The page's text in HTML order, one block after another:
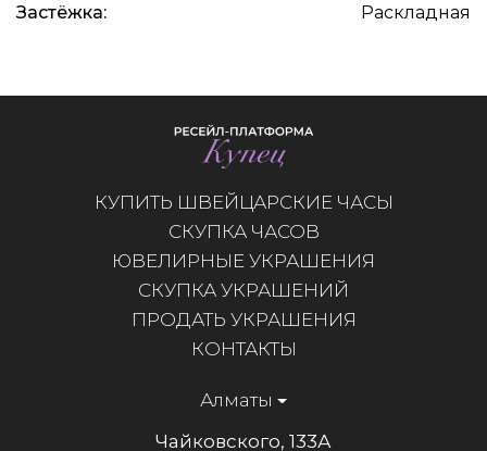
Застёжка:
Раскладная
КУПИТЬ ШВЕЙЦАРСКИЕ ЧАСЫ
СКУПКА ЧАСОВ
ЮВЕЛИРНЫЕ УКРАШЕНИЯ
СКУПКА УКРАШЕНИЙ
ПРОДАТЬ УКРАШЕНИЯ
КОНТАКТЫ
Алматы
Чайковского, 133А